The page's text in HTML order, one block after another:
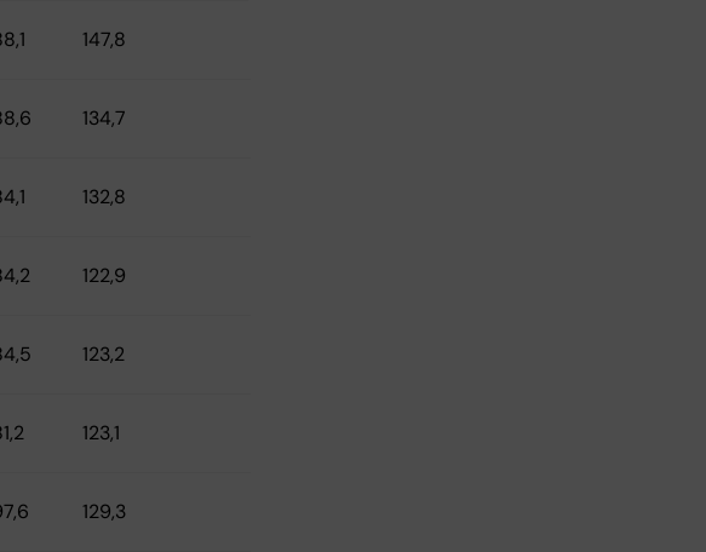
147,8
134,7
132,8
122,9
123,2
123,1
129,3